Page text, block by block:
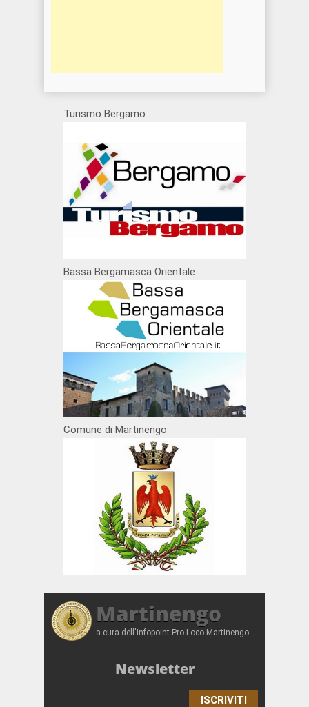
Turismo Bergamo
Bassa Bergamasca Orientale
Comune di Martinengo
Martinengo
a cura dell'Infopoint Pro Loco Martinengo
Newsletter
ISCRIVITI